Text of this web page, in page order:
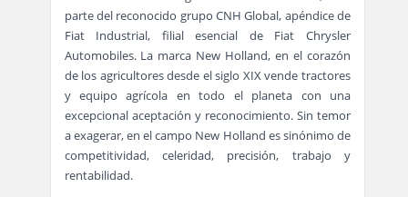
parte del reconocido grupo CNH Global, apéndice de
Fiat Industrial, filial esencial de Fiat Chrysler
Automobiles. La marca New Holland, en el corazón
de los agricultores desde el siglo XIX vende tractores
y equipo agrícola en todo el planeta con una
excepcional aceptación y reconocimiento. Sin temor
a exagerar, en el campo New Holland es sinónimo de
competitividad, celeridad, precisión, trabajo y
rentabilidad.